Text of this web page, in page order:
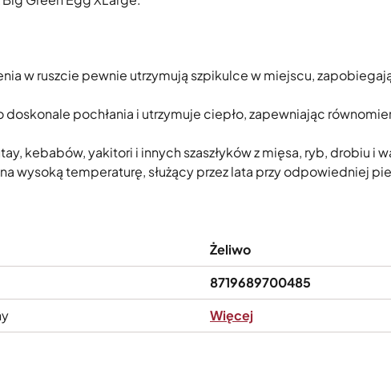
w ruszcie pewnie utrzymują szpikulce w miejscu,
pochłania i utrzymuje ciepło, zapewniając
kebabów, yakitori i innych szaszłyków z mięsa, ryb, drobiu i
wysoką temperaturę, służący przez lata przy odpowiedniej
Żeliwo
8719689700485
Więcej